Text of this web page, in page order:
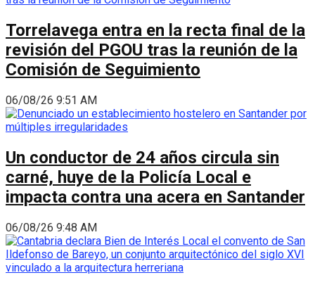
Torrelavega entra en la recta final de la
revisión del PGOU tras la reunión de la
Comisión de Seguimiento
06/08/26 9:51 AM
Un conductor de 24 años circula sin
carné, huye de la Policía Local e
impacta contra una acera en Santander
06/08/26 9:48 AM